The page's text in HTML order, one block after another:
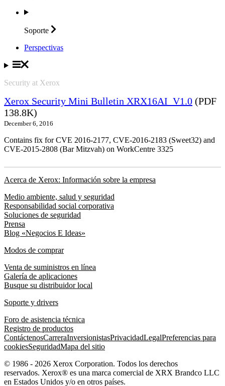
Soporte
Perspectivas
Security at Xerox
Xerox Security Mini Bulletin XRX16AI_V1.0 (PDF
138.8K)
December 6, 2016
Contains fix for CVE 2016-2177, CVE-2016-2183 (Sweet32) and
CVE-2015-2808 (Bar Mitzvah) on WorkCentre 3325
Acerca de Xerox: Información sobre la empresa
Medio ambiente, salud y seguridad
Responsabilidad social corporativa
Soluciones de seguridad
Prensa
Blog «Negocios E Ideas»
Modos de comprar
Venta de suministros en línea
Galería de aplicaciones
Busque su distribuidor local
Soporte y drivers
Foro de asistencia técnica
Registro de productos
ContáctenosCarreraInversionistasPrivacidadLegalPreferencias para
cookiesSeguridadMapa del sitio
© 1986 - 2026 Xerox Corporation. Todos los derechos
reservados. Xerox® es una marca comercial de XRX Brandco LLC
en Estados Unidos y/o en otros países.